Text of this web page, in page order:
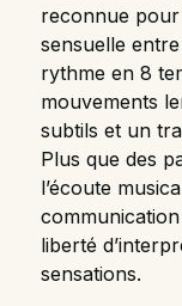
reconnue
sensuelle
rythme en 8
mouvements
subtils et un
Plus que des
l’écoute
liberté
sensations.